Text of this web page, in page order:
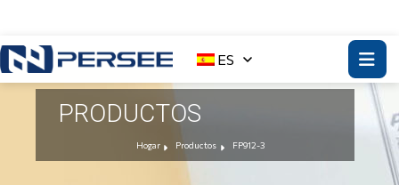
ES
PRODUCTOS
Hogar Productos FP912-3